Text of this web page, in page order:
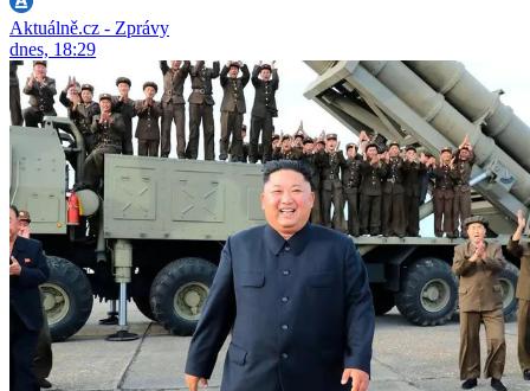
Aktuálně.cz - Zprávy
dnes, 18:29